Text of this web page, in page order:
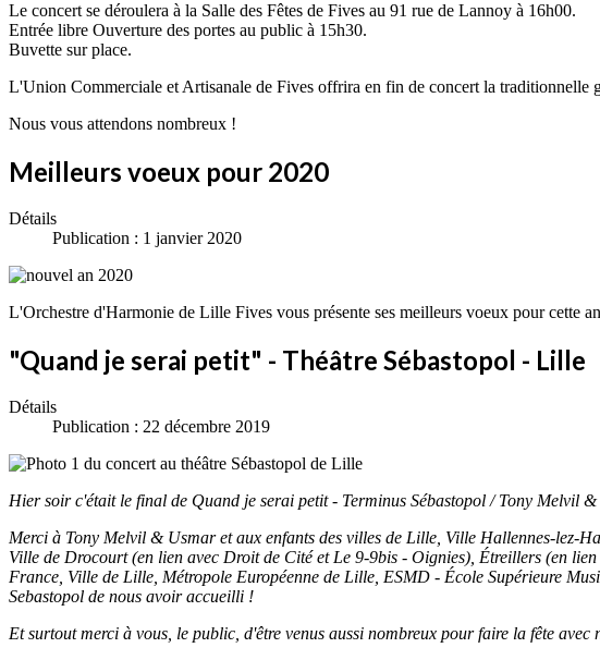
Le concert se déroulera à la Salle des Fêtes de Fives au 91 rue de Lannoy à 16h00.
Entrée libre Ouverture des portes au public à 15h30.
Buvette sur place.
L'Union Commerciale et Artisanale de Fives offrira en fin de concert la traditionnelle
Nous vous attendons nombreux !
Meilleurs voeux pour 2020
Détails
Publication : 1 janvier 2020
L'Orchestre d'Harmonie de Lille Fives vous présente ses meilleurs voeux pour cette
"Quand je serai petit" - Théâtre Sébastopol - Lille
Détails
Publication : 22 décembre 2019
Hier soir c'était le final de Quand je serai petit - Terminus Sébastopol / Tony Melvil
Merci à Tony Melvil & Usmar et aux enfants des villes de Lille, Ville Hallennes-lez-
Ville de Drocourt (en lien avec Droit de Cité et Le 9-9bis - Oignies), Étreillers (en
France, Ville de Lille, Métropole Européenne de Lille, ESMD - École Supérieure
Sebastopol de nous avoir accueilli !
Et surtout merci à vous, le public, d'être venus aussi nombreux pour faire la fête